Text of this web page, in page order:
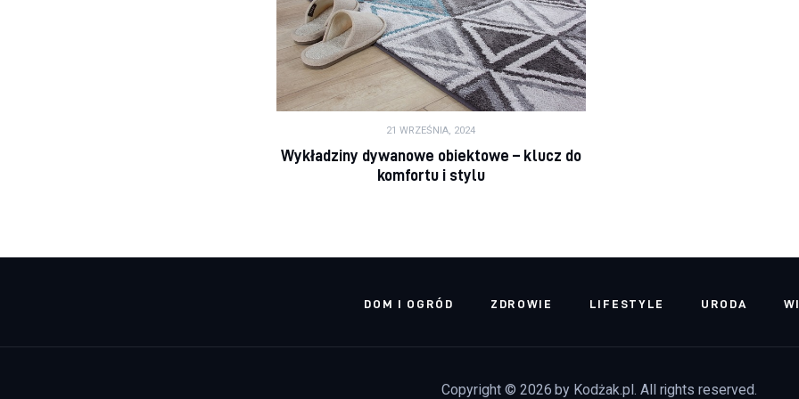
21 WRZEŚNIA, 2024
Wykładziny dywanowe obiektowe – klucz do
komfortu i stylu
DOM I OGRÓD ZDROWIE LIFESTYLE URODA
Copyright © 2026 by Kodżak.pl. All rights reserved.